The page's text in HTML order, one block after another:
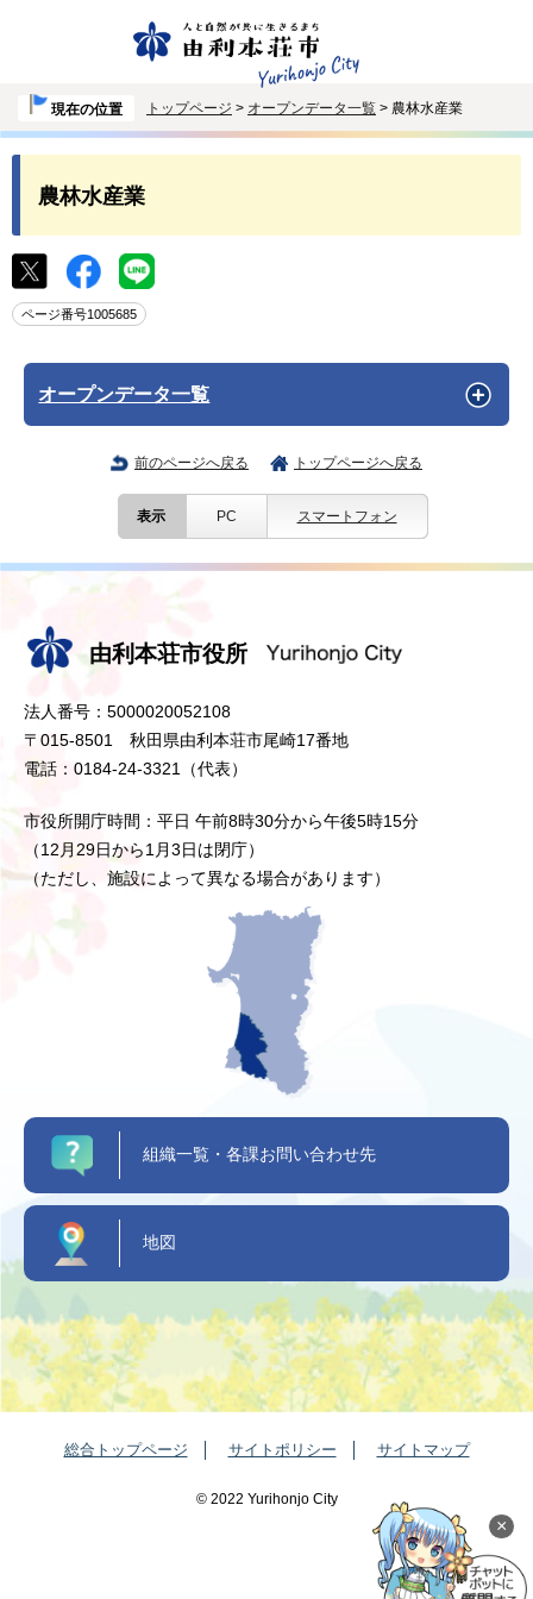
現在の位置 トップページ > オープンデータ一覧 > 農林水産業
農林水産業
ページ番号1005685
オープンデータ一覧
前のページへ戻る トップページへ戻る
表示 PC スマートフォン
×
由利本荘市役所
法人番号：5000020052108
〒015-8501 秋田県由利本荘市尾崎17番地
電話：0184-24-3321（代表）
市役所開庁時間：平日 午前8時30分から午後5時15分
（12月29日から1月3日は閉庁）
（ただし、施設によって異なる場合があります）
組織一覧・各課お問い合わせ先
地図
総合トップページ サイトポリシー サイトマップ
©️ 2022 Yurihonjo City